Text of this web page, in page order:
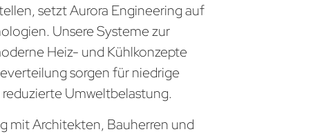
setzt Aurora Engineering auf
Unsere Systeme zur
Heiz- und Kühlkonzepte
sorgen für niedrige
Umweltbelastung.
mit Architekten, Bauherren und